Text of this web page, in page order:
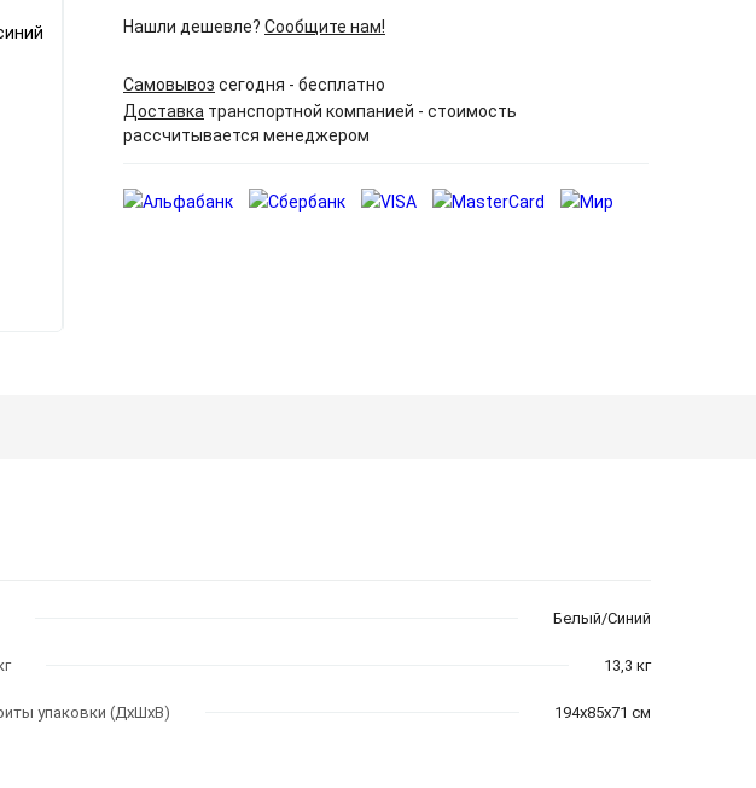
Нашли дешевле? Сообщите нам!
Самовывоз сегодня - бесплатно
Доставка транспортной компанией - стоимость
рассчитывается менеджером
Белый/Синий
13,3 кг
упаковки (ДхШхВ) 194х85х71 см